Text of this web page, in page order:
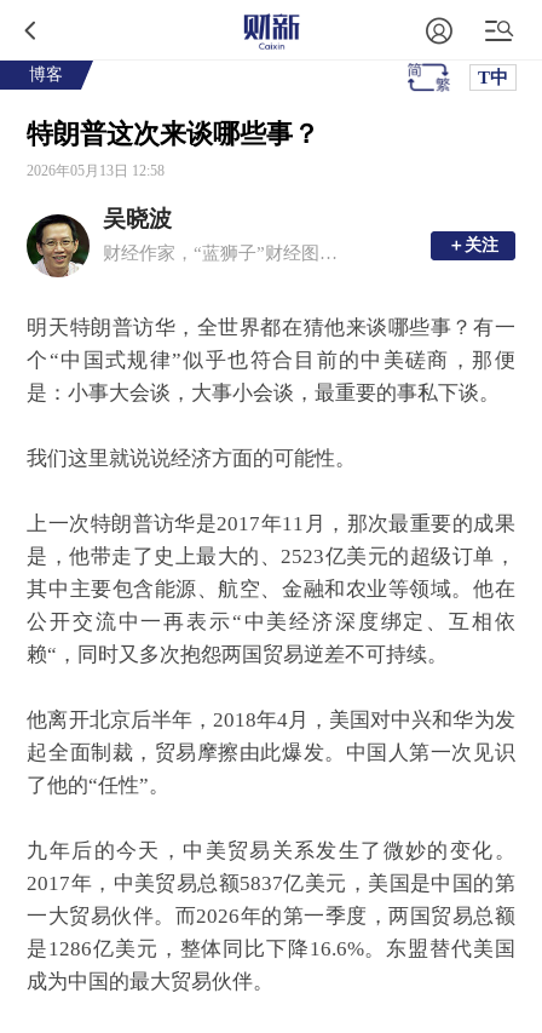
博客 T中
特朗普这次来谈哪些事？
2026年05月13日 12:58
吴晓波
财经作家，“蓝狮子”财经图书出版人 ＋关注
＋关注
明天特朗普访华，全世界都在猜他来谈哪些事？有一
个“中国式规律”似乎也符合目前的中美磋商，那便
是：小事大会谈，大事小会谈，最重要的事私下谈。
我们这里就说说经济方面的可能性。
上一次特朗普访华是2017年11月，那次最重要的成果
是，他带走了史上最大的、2523亿美元的超级订单，
其中主要包含能源、航空、金融和农业等领域。他在
公开交流中一再表示“中美经济深度绑定、互相依
赖“，同时又多次抱怨两国贸易逆差不可持续。
他离开北京后半年，2018年4月，美国对中兴和华为发
起全面制裁，贸易摩擦由此爆发。中国人第一次见识
了他的“任性”。
九年后的今天，中美贸易关系发生了微妙的变化。
2017年，中美贸易总额5837亿美元，美国是中国的第
一大贸易伙伴。而2026年的第一季度，两国贸易总额
是1286亿美元，整体同比下降16.6%。东盟替代美国
成为中国的最大贸易伙伴。